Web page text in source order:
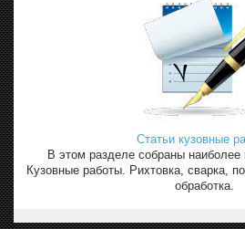
Статьи кузовные
В этом разделе собраны наиболее
Кузовные работы. Рихтовка, сварка,
обработка.